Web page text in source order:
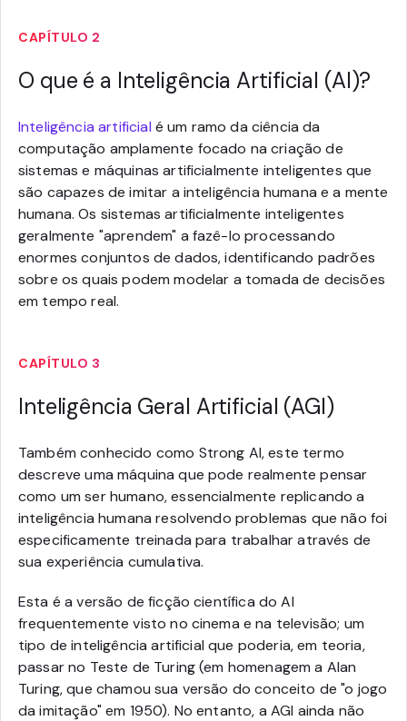
CAPÍTULO 2
O que é a Inteligência Artificial (AI)?
Inteligência artificial é um ramo da ciência da
computação amplamente focado na criação de
sistemas e máquinas artificialmente inteligentes que
são capazes de imitar a inteligência humana e a mente
humana. Os sistemas artificialmente inteligentes
geralmente "aprendem" a fazê-lo processando
enormes conjuntos de dados, identificando padrões
sobre os quais podem modelar a tomada de decisões
em tempo real.
CAPÍTULO 3
Inteligência Geral Artificial (AGI)
Também conhecido como Strong AI, este termo
descreve uma máquina que pode realmente pensar
como um ser humano, essencialmente replicando a
inteligência humana resolvendo problemas que não foi
especificamente treinada para trabalhar através de
sua experiência cumulativa.
Esta é a versão de ficção científica do AI
frequentemente visto no cinema e na televisão; um
tipo de inteligência artificial que poderia, em teoria,
passar no Teste de Turing (em homenagem a Alan
Turing, que chamou sua versão do conceito de "o jogo
da imitação" em 1950). No entanto, a AGI ainda não